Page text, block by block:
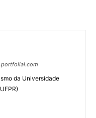
da Universidade